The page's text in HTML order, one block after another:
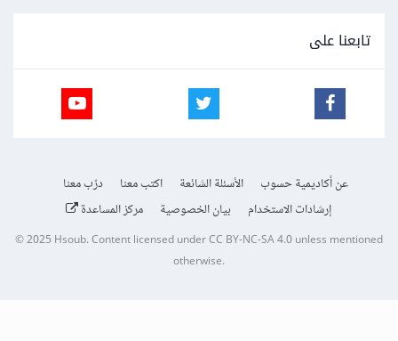
تابعنا على
عن أكاديمية حسوب الأسئلة الشائعة اكتب معنا
درّب معنا
إرشادات الاستخدام
بيان الخصوصية مركز المساعدة
© 2025 Hsoub.Content licensed underCC BY-NC-SA 4.0unless mentioned
otherwise.